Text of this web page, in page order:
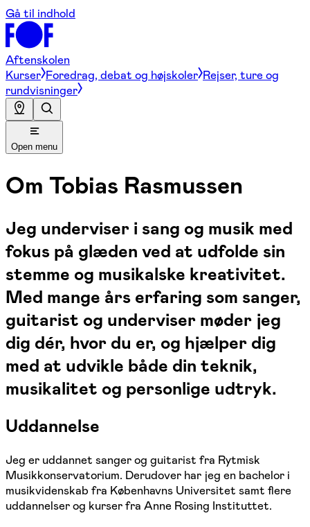
Gå til indhold
Aftenskolen
Kurser Foredrag, debat og højskoler Rejser, ture og
rundvisninger
Open menu
Om Tobias Rasmussen
Jeg underviser i sang og musik med
fokus på glæden ved at udfolde sin
stemme og musikalske kreativitet.
Med mange års erfaring som sanger,
guitarist og underviser møder jeg
dig dér, hvor du er, og hjælper dig
med at udvikle både din teknik,
musikalitet og personlige udtryk.
Uddannelse
Jeg er uddannet sanger og guitarist fra Rytmisk
Musikkonservatorium. Derudover har jeg en bachelor i
musikvidenskab fra Københavns Universitet samt flere
uddannelser og kurser fra Anne Rosing Instituttet.